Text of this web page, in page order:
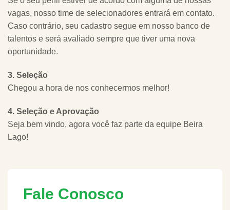
vagas, nosso time de selecionadores entrará em contato.
Caso contrário, seu cadastro segue em nosso banco de
talentos e será avaliado sempre que tiver uma nova
oportunidade.
3. Seleção
Chegou a hora de nos conhecermos melhor!
4. Seleção e Aprovação
Seja bem vindo, agora você faz parte da equipe Beira
Lago!
Fale Conosco